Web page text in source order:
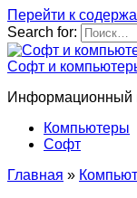
Перейти к
Search for:
Софт и
Информационный
Компьютеры
Софт
Главная »